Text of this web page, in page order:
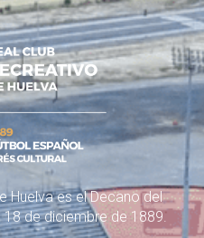
Huelva es el Decano del
de diciembre de 1889.